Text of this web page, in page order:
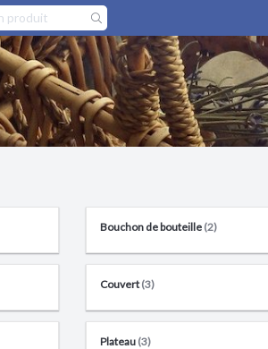
Bouchon de bouteille (2)
Couvert(3)
Plateau (3)